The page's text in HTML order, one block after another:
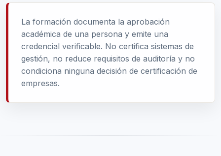
La formación documenta la aprobación
académica de una persona y emite una
credencial verificable. No certifica sistemas de
gestión, no reduce requisitos de auditoría y no
condiciona ninguna decisión de certificación de
empresas.